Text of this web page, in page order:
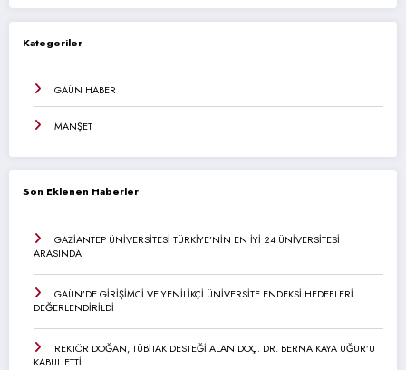
Kategoriler
GAÜN HABER
MANŞET
Son Eklenen Haberler
GAZİANTEP ÜNİVERSİTESİ TÜRKİYE’NİN EN İYİ 24 ÜNİVERSİTESİ
ARASINDA
GAÜN’DE GİRİŞİMCİ VE YENİLİKÇİ ÜNİVERSİTE ENDEKSİ HEDEFLERİ
DEĞERLENDİRİLDİ
REKTÖR DOĞAN, TÜBİTAK DESTEĞİ ALAN DOÇ. DR. BERNA KAYA UĞUR’U
KABUL ETTİ